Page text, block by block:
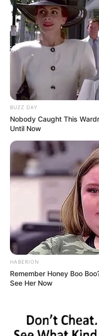
BUZZ DAY
Nobody Caught This
Until Now
HABERION
Remember Honey Boo
See Her Now